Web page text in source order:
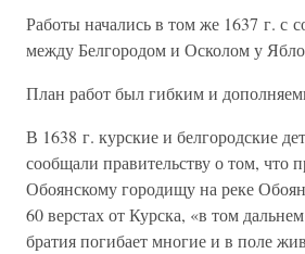
Работы начались в том же 1637 г. с
между Белгородом и Осколом у
План работ был гибким и
В 1638 г. курские и белгородские
сообщали правительству о том, что
Обоянскому городищу на реке
60 верстах от Курска, «в том
братия погибает многие и в поле